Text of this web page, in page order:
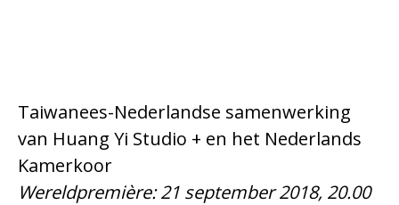
Taiwanees-Nederlandse samenwerking
van Huang Yi Studio + en het Nederlands
Kamerkoor
Wereldpremière: 21 september 2018, 20.00